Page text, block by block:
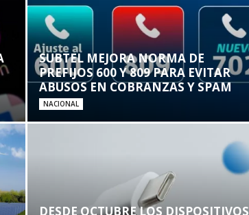
SUBTEL MEJORA NORMA DE
PREFIJOS 600 Y 809 PARA EVITAR
ABUSOS EN COBRANZAS Y SPAM
NACIONAL
DESDE OCTUBRE LOS DISPOSITIVOS